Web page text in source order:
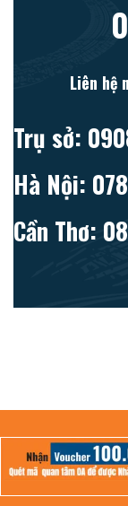
Liên hệ
Trụ sở:
Hà Nội:
Cần Thơ: